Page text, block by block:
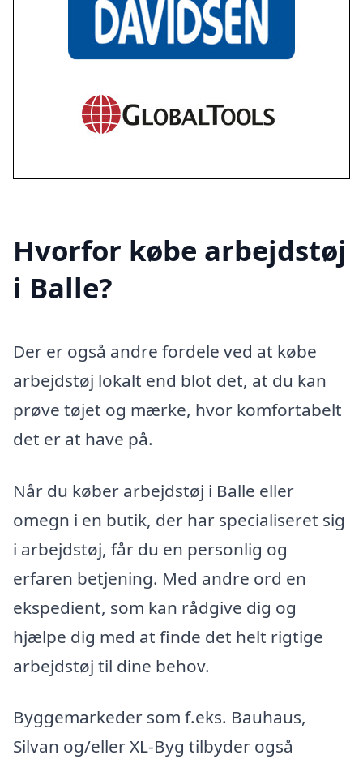
Hvorfor købe arbejdstøj
i Balle?
Der er også andre fordele ved at købe
arbejdstøj lokalt end blot det, at du kan
prøve tøjet og mærke, hvor komfortabelt
det er at have på.
Når du køber arbejdstøj i Balle eller
omegn i en butik, der har specialiseret sig
i arbejdstøj, får du en personlig og
erfaren betjening. Med andre ord en
ekspedient, som kan rådgive dig og
hjælpe dig med at finde det helt rigtige
arbejdstøj til dine behov.
Byggemarkeder som f.eks. Bauhaus,
Silvan og/eller XL-Byg tilbyder også